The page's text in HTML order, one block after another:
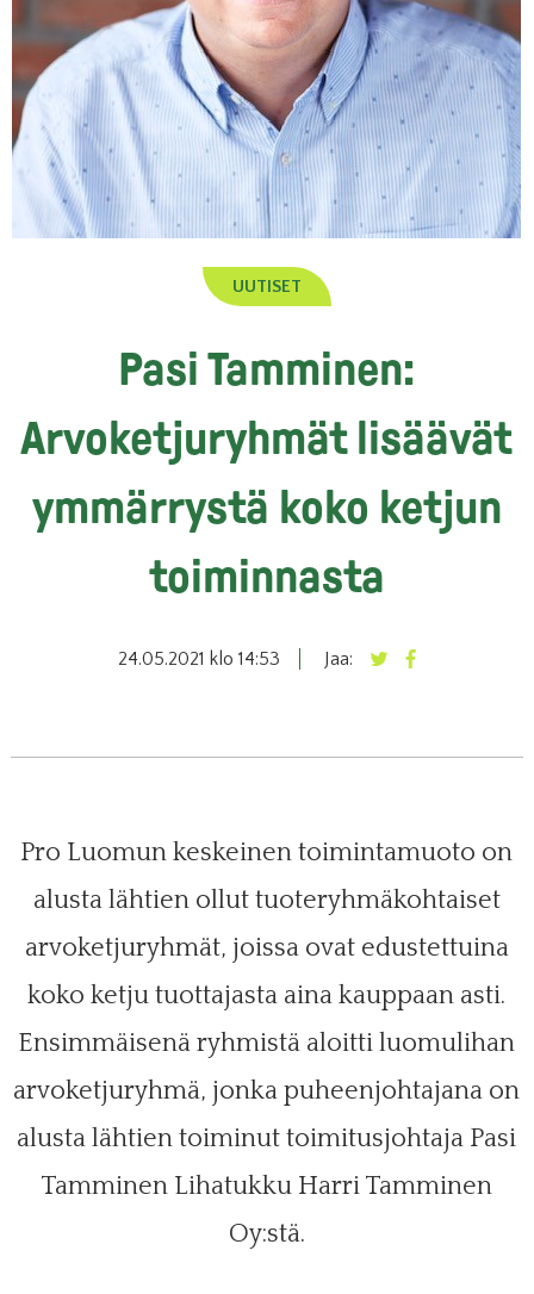
UUTISET
Pasi Tamminen:
Arvoketjuryhmät lisäävät
ymmärrystä koko ketjun
toiminnasta
24.05.2021 klo 14:53 Jaa:
Pro Luomun keskeinen toimintamuoto on
alusta lähtien ollut tuoteryhmäkohtaiset
arvoketjuryhmät, joissa ovat edustettuina
koko ketju tuottajasta aina kauppaan asti.
Ensimmäisenä ryhmistä aloitti luomulihan
arvoketjuryhmä, jonka puheenjohtajana on
alusta lähtien toiminut toimitusjohtaja Pasi
Tamminen Lihatukku Harri Tamminen
Oy:stä.